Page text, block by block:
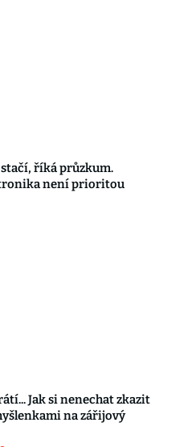
říká průzkum.
není prioritou
Jak si nenechat zkazit
na zářijový